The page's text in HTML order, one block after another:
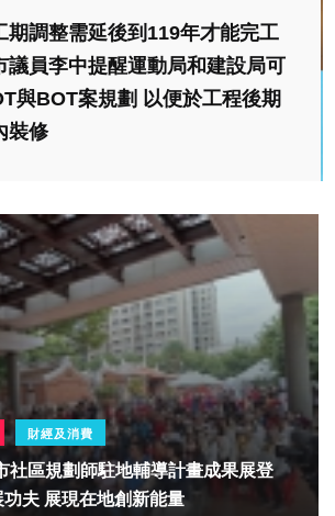
期調整需延後到119年才能完工
議員李中提醒運動局和建設局可
與BOT案規劃 以便於工程後期
裝修
財經及消費
社區規劃師駐地輔導計畫成果展登
功夫 展現在地創新能量